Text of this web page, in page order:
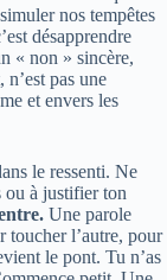
nos tempêtes
désapprendre
« non » sincère,
pas une
et envers les
le ressenti. Ne
ou à justifier ton
Une parole
toucher l’autre, pour
le pont. Tu n’as